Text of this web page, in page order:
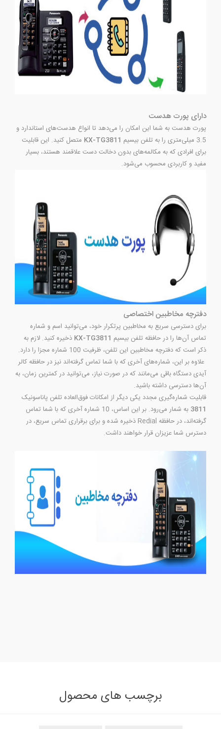
دارای پورت هدست
پورت هدست به شما این امکان را می‌دهد تا انواع هدست‌های استاندارد و
3.5 میلی‌متری را به تلفن بیسیم
متصل کنید. این قابلیت
برای افرادی که به مکالمه‌های بدون دخالت دست علاقمند هستند، بسیار
مفید و کاربردی محسوب می‌شود.
دفترچه مخاطبین اختصاصی
برای دسترسی سریع به مخاطبین پرتکرار خود، می‌توانید اسم و شماره
تماس آن‌ها را در حافظه تلفن بیسیم KX-TG3811 ذخیره کنید. لازم به
ذکر است که دفترچه مخاطبین این تلفن، ظرفیت 100 شماره مجزا را دارد.
علاوه بر این، شماره‌های آخری که با شما تماس گرفته‌اند نیز در حافظه کالر
آیدی دستگاه باقی می‌مانند که در صورت نیاز، می‌توانید در کمترین زمان، به
آن‌ها دسترسی داشته باشید.
قابلیت شماره‌گیری مجدد یکی دیگر از امکانات فوق‌العاده تلفن پاناسونیک
3811
به شمار می‌رود. بر این اساس، 10 شماره آخری که با شما تماس
گرفته‌اند، در حافظه Redial ذخیره شده و برای برقراری تماس سریع، در
دسترس شما عزیزان قرار خواهند داشت.
برچسب های محصول